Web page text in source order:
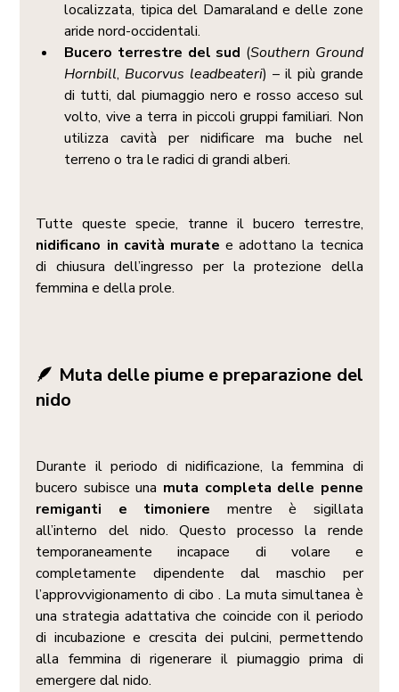
localizzata, tipica del Damaraland e delle zone
aride nord-occidentali.
Bucero terrestre del sud (Southern Ground
Hornbill, Bucorvus leadbeateri) – il più grande
di tutti, dal piumaggio nero e rosso acceso sul
volto, vive a terra in piccoli gruppi familiari. Non
utilizza cavità per nidificare ma buche nel
terreno o tra le radici di grandi alberi.
nidificano in cavità murate e adottano la tecnica
di chiusura dell’ingresso per la protezione della
femmina e della prole.
🪶 Muta delle piume e preparazione del
nido
Durante il periodo di nidificazione, la femmina di
bucero subisce una muta completa delle penne
remiganti e timoniere mentre è sigillata
all’interno del nido. Questo processo la rende
temporaneamente incapace di volare e
completamente dipendente dal maschio per
l’approvvigionamento di cibo . La muta simultanea è
una strategia adattativa che coincide con il periodo
di incubazione e crescita dei pulcini, permettendo
alla femmina di rigenerare il piumaggio prima di
emergere dal nido.